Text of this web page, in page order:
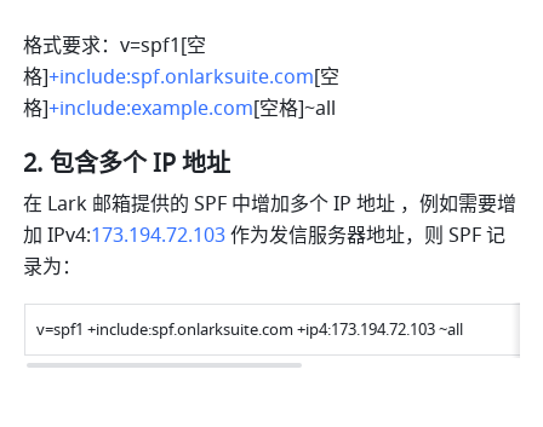
格式要求：v=spf1[空
格]+include:spf.onlarksuite.com[空
格]+include:example.com[空格]~all
包含多个 IP 地址
在 Lark 邮箱提供的 SPF 中增加多个 IP 地址 ，例如需要增
加 IPv4:173.194.72.103 作为发信服务器地址，则 SPF 记
录为：
v=spf1 +include:spf.onlarksuite.com +ip4:173.194.72.103 ~all